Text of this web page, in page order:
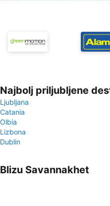
Najbolj priljubljene
Ljubljana
Catania
Olbia
Lizbona
Dublin
Blizu Savannakhet